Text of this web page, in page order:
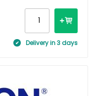
Delivery in 3 days